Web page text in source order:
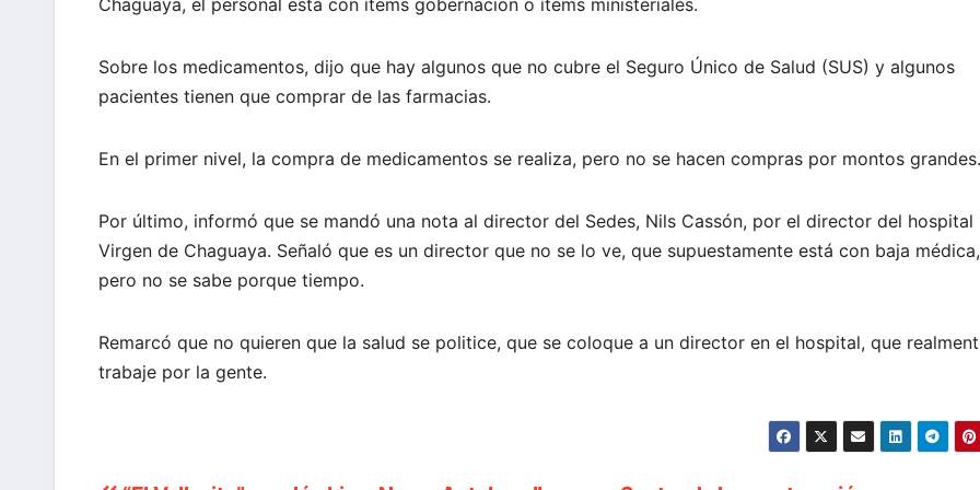
Sobre los medicamentos, dijo que hay algunos que no cubre el Seguro Único de Salud (SUS) y algunos
pacientes tienen que comprar de las farmacias.
En el primer nivel, la compra de medicamentos se realiza, pero no se hacen compras por montos grandes.
Por último, informó que se mandó una nota al director del Sedes, Nils Cassón, por el director del hospital
Virgen de Chaguaya. Señaló que es un director que no se lo ve, que supuestamente está con baja médica,
pero no se sabe porque tiempo.
Remarcó que no quieren que la salud se politice, que se coloque a un director en el hospital, que
trabaje por la gente.